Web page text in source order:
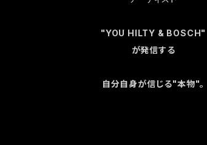
"YOU HILTY & BOSCH"
が発信する
自分自身が信じる"本物"。